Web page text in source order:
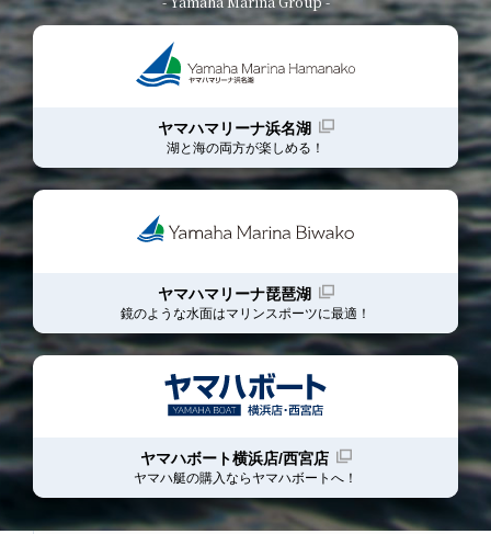
ヤマハマリーナ浜名湖
湖と海の両方が楽しめる！
ヤマハマリーナ琵琶湖
鏡のような水面はマリンスポーツに最適！
ヤマハボート横浜店/西宮店
ヤマハ艇の購入ならヤマハボート へ！